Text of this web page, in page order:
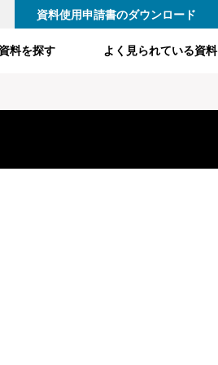
資料使用申請書のダウンロード
料を探す よく見られている資料